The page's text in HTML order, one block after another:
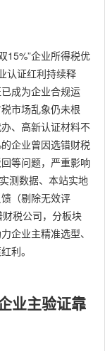
15%”企业所得税优
认证红利持续释
成为企业合规运
市场乱象仍未根
、高新认证材料不
企业曾因选错财税
等问题，严重影响
测数据、本站实地
（剔除无效评
税公司，分板块
企业主精准选型、
利。
业主验证靠